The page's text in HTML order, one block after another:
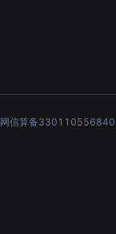
网信算备